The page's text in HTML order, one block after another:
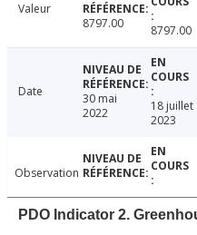
Valeur
8797.00
8797.00
Date
30 mai
2022
18 juillet
2023
Observation
PDO Indicator 2.